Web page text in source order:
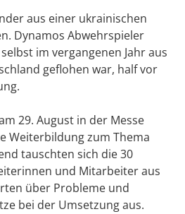
aus einer ukrainischen
Dynamos Abwehrspieler
im vergangenen Jahr aus
geflohen war, half vor
29. August in der Messe
Weiterbildung zum Thema
tauschten sich die 30
und Mitarbeiter aus
über Probleme und
bei der Umsetzung aus.